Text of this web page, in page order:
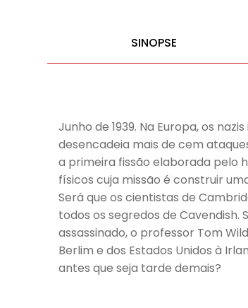
SINOPSE
Junho de 1939. Na Europa, os
desencadeia mais de cem
a primeira fissão elaborada pelo
físicos cuja missão é construir
Será que os cientistas de
todos os segredos de
assassinado, o professor Tom
Berlim e dos Estados Unidos à
antes que seja tarde demais?